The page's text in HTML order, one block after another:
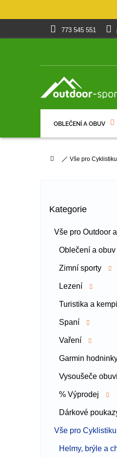
773 545 551
OBLEČENÍ A OBUV
DomůVše pro Cyklistiku
Přeskočit
kategorie
Kategorie
Vše pro Outdoor
Oblečení a obuv
Zimní sporty
Lezení
Turistika a
Spaní
Vaření
Garmin
Vysoušeče obuvi
% Výprodej
Dárkové
Vše pro Cyklistiku
Helmy, brýle a